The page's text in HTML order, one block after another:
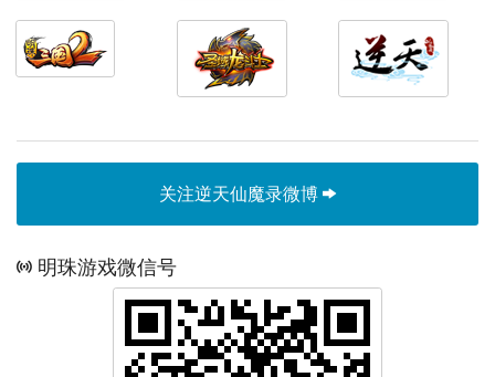
关注逆天仙魔录微博
明珠游戏微信号